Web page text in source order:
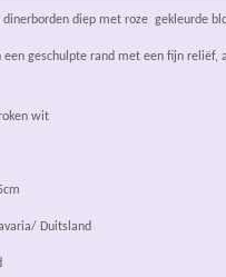
dinerborden diep met roze gekleurde
een geschulpte rand met een fijn reliëf,
wit
Duitsland